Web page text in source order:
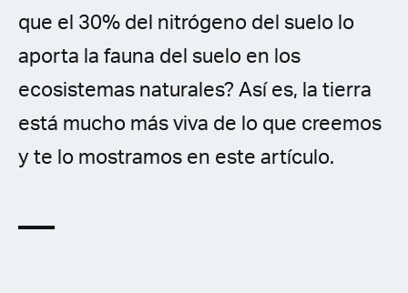
que el 30% del nitrógeno del suelo lo
aporta la fauna del suelo en los
ecosistemas naturales? Así es, la tierra
está mucho más viva de lo que creemos
y te lo mostramos en este artículo.